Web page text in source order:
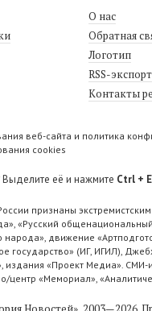
О нас
Обратная
Логотип
RSS-экспорт
Контакты
веб-сайта и политика
cookies
её и нажмите Ctrl +
признаны
«Русский
народа», движение
государство» (ИГ, ИГИЛ),
издания «Проект Медиа».
центр «Мемориал»,